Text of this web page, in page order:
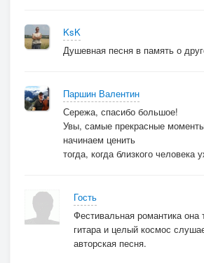
KsK
Душевная песня в память о
Паршин Валентин
Сережа, спасибо большое!
Увы, самые прекрасные
начинаем ценить
тогда, когда близкого человека
Гость
Фестивальная романтика она
гитара и целый космос
авторская песня.